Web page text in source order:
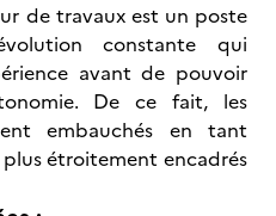
de travaux est un poste
constante qui
avant de pouvoir
De ce fait, les
embauchés en tant
étroitement encadrés